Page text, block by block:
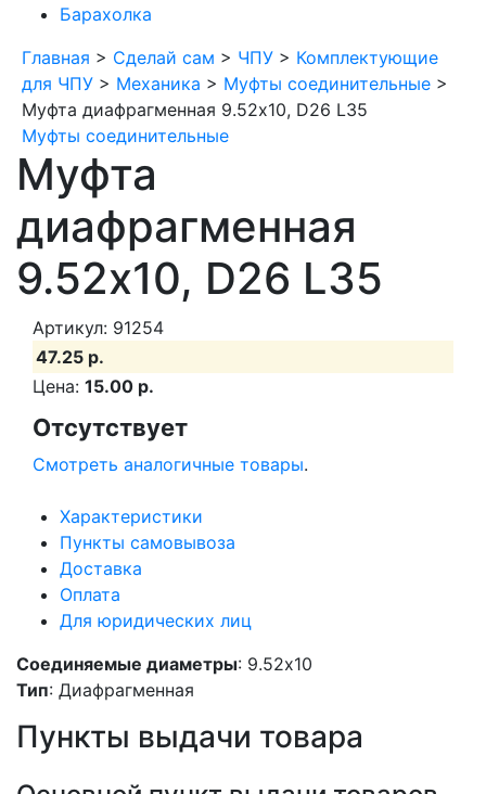
Барахолка
Главная > Сделай сам > ЧПУ > Комплектующие
для ЧПУ > Механика > Муфты соединительные >
Муфта диафрагменная 9.52x10, D26 L35
Муфты соединительные
Муфта
диафрагменная
9.52x10, D26 L35
Артикул: 91254
47.25 р.
Цена: 15.00 р.
Отсутствует
Смотреть аналогичные товары.
Характеристики
Пункты самовывоза
Доставка
Оплата
Для юридических лиц
Соединяемые диаметры: 9.52x10
Тип: Диафрагменная
Пункты выдачи товара